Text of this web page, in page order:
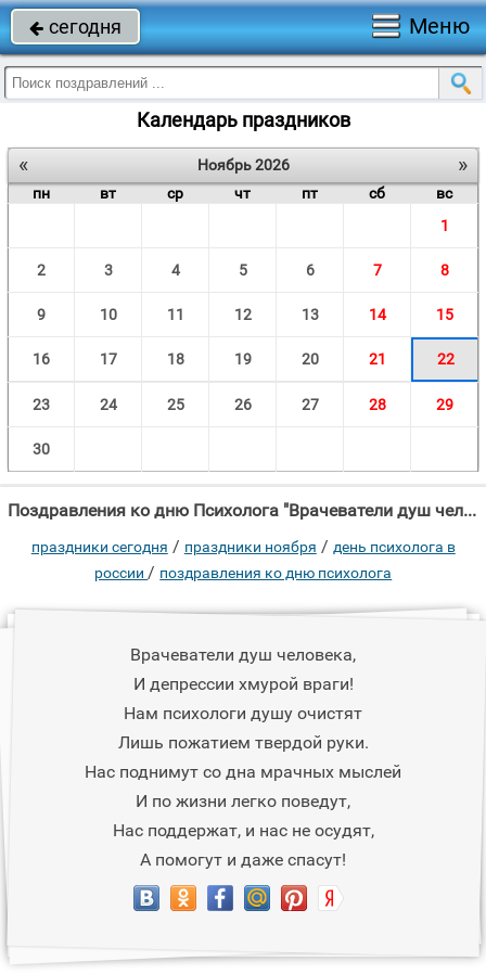
 сегодня Меню
Календарь праздников
« »
Ноябрь 2026
пн
вт ср чт пт сб
вс
1
2 3 4 5 6 7 8
9 10 11 12 13 14 15
16 17 18 19 20 21 22
23 24 25 26 27 28 29
30
Поздравления ко дню Психолога "Врачеватели душ человека, И депрессии хмурой враги!"
праздники сегодня / праздники ноября / день психолога в
россии / поздравления ко дню психолога
Врачеватели душ человека,
И депрессии хмурой враги!
Нам психологи душу очистят
Лишь пожатием твердой руки.
Нас поднимут со дна мрачных мыслей
И по жизни легко поведут,
Нас поддержат, и нас не осудят,
А помогут и даже спасут!